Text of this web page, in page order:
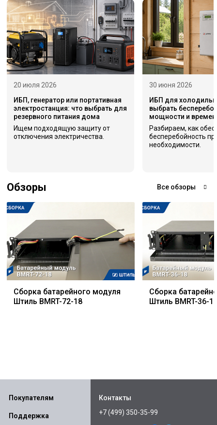
20 июля 2026
ИБП, генератор или портативная
электростанция: что выбрать для
резервного питания дома
Ищем подходящую защиту от
отключения электричества.
30 июня 2026
ИБП для
выбрать
мощности и
Разбираем, как
бесперебойность
необходимости.
Обзоры Все обзоры
Сборка батарейного модуля
Штиль BMRT-72-18
Сборка
Штиль BMRT-36-
Покупателям
Поддержка
Контакты
+7 (499) 350-35-99